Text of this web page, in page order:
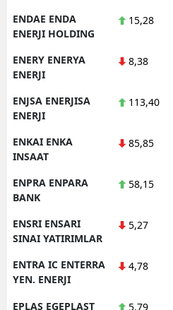
ENDAE ENDA
ENERJI HOLDING
15,28
ENERY ENERYA
ENERJI
8,38
ENJSA ENERJISA
ENERJI
113,40
ENKAI ENKA
INSAAT
85,85
ENPRA ENPARA
BANK
58,15
ENSRI ENSARI
SINAI YATIRIMLAR
5,27
ENTRA IC ENTERRA
YEN. ENERJI
4,78
EPLAS EGEPLAST 5,79